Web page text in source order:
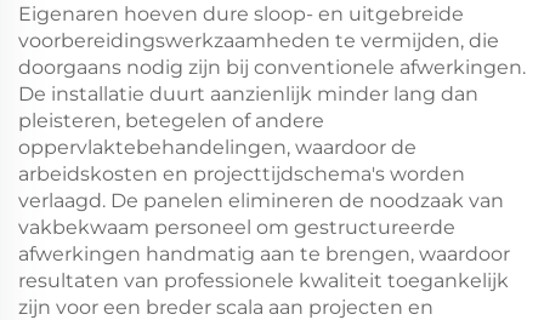
Eigenaren hoeven dure sloop- en uitgebreide
voorbereidingswerkzaamheden te vermijden, die
doorgaans nodig zijn bij conventionele afwerkingen.
De installatie duurt aanzienlijk minder lang dan
pleisteren, betegelen of andere
oppervlaktebehandelingen, waardoor de
arbeidskosten en projecttijdschema's worden
verlaagd. De panelen elimineren de noodzaak van
vakbekwaam personeel om gestructureerde
afwerkingen handmatig aan te brengen, waardoor
resultaten van professionele kwaliteit toegankelijk
zijn voor een breder scala aan projecten en